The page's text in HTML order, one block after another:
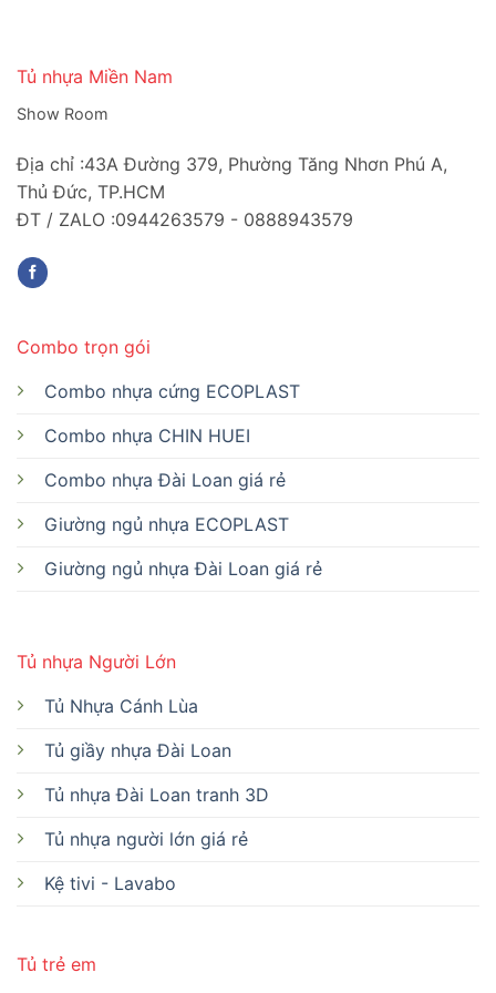
Tủ nhựa Miền Nam
Show Room
Địa chỉ :43A Đường 379, Phường Tăng Nhơn Phú A,
Thủ Đức, TP.HCM
ĐT / ZALO :0944263579 - 0888943579
Tủ nhựa Người Lớn
Tủ Nhựa Cánh Lùa
Tủ giầy nhựa Đài Loan
Tủ nhựa Đài Loan tranh 3D
Tủ nhựa người lớn giá rẻ
Kệ tivi - Lavabo
Tủ trẻ em
Combo trọn gói
Combo nhựa cứng ECOPLAST
Combo nhựa CHIN HUEI
Combo nhựa Đài Loan giá rẻ
Giường ngủ nhựa ECOPLAST
Giường ngủ nhựa Đài Loan giá rẻ